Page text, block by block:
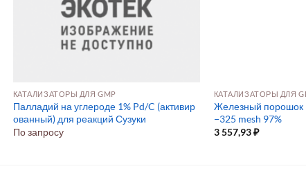
КАТАЛИЗАТОРЫ ДЛЯ GMP
Палладий на углероде 1% Pd/C (активир
ованный) для реакций Сузуки
По запросу
КАТАЛИЗАТОРЫ ДЛЯ
Железный порошок
−325 mesh 97%
3 557,93₽